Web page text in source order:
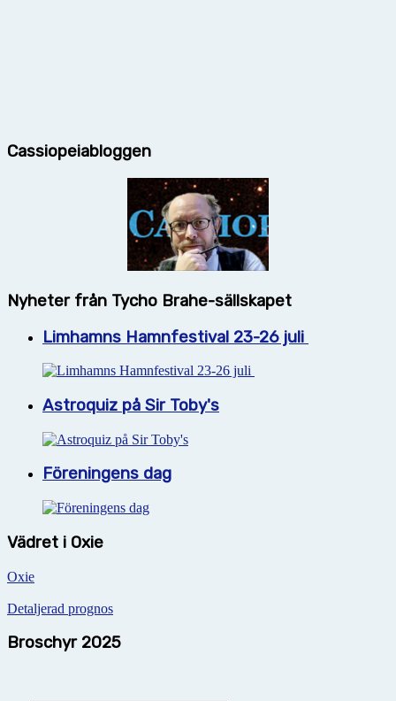
Cassiopeiabloggen
Nyheter från Tycho Brahe-sällskapet
Limhamns Hamnfestival 23-26 juli
Astroquiz på Sir Toby's
Föreningens dag
Vädret i Oxie
Oxie
Detaljerad prognos
Broschyr 2025